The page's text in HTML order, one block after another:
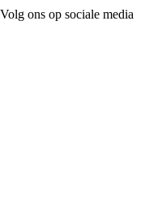
Volg ons op sociale media